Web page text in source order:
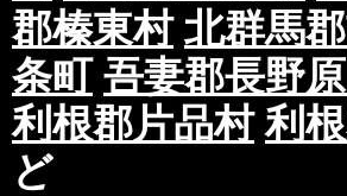
郡榛東村 北群馬
条町 吾妻郡長野
利根郡片品村 利
ど